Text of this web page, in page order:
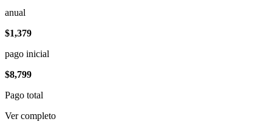
anual
$1,379
pago inicial
$8,799
Pago total
Ver completo